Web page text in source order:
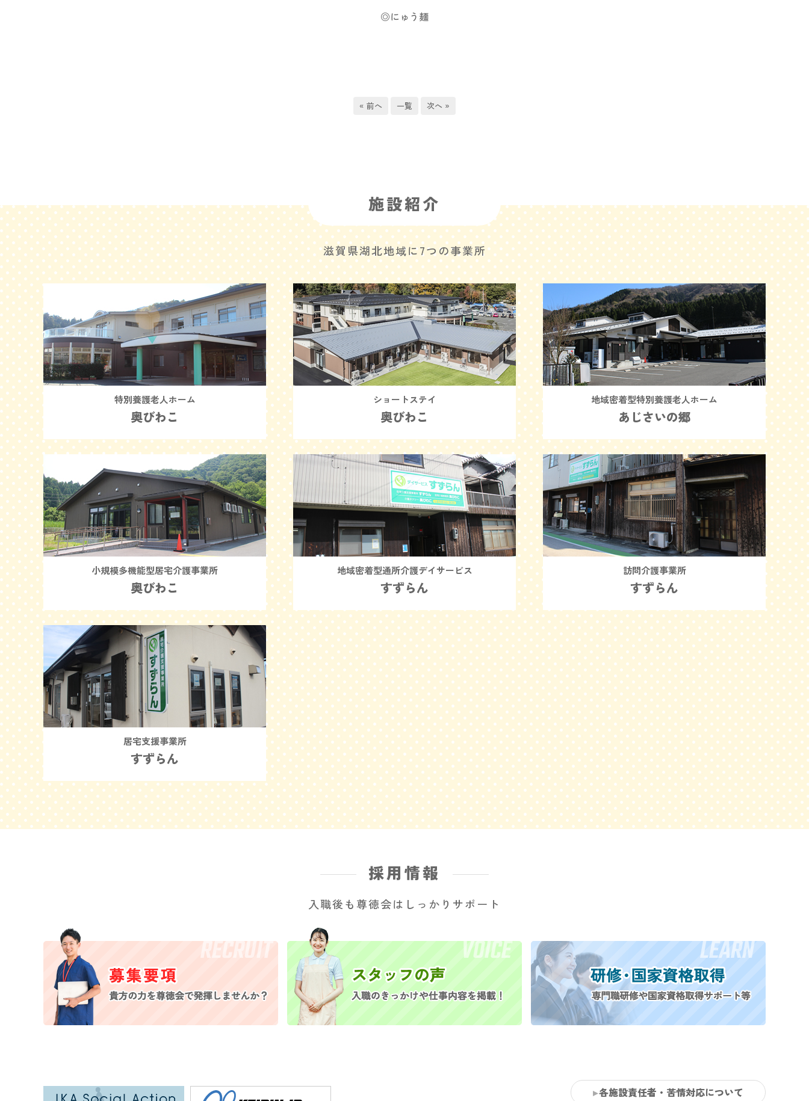
◎にゅう麺
« 前へ 一覧 次へ »
施設紹介
滋賀県湖北地域に7つの事業所
特別養護老人ホーム
奥びわこ
ショートステイ
奥びわこ
地域密着型特別養護老人ホーム
あじさいの郷
小規模多機能型居宅介護事業所
奥びわこ
地域密着型通所介護デイサービス
すずらん
訪問介護事業所
すずらん
居宅支援事業所
すずらん
採用情報
入職後も尊徳会はしっかりサポート
各施設責任者・苦情対応について